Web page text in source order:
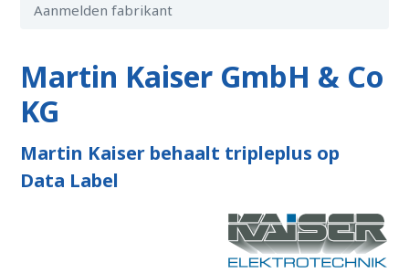
Aanmelden fabrikant
Martin Kaiser GmbH & Co
KG
Martin Kaiser behaalt tripleplus op
Data Label